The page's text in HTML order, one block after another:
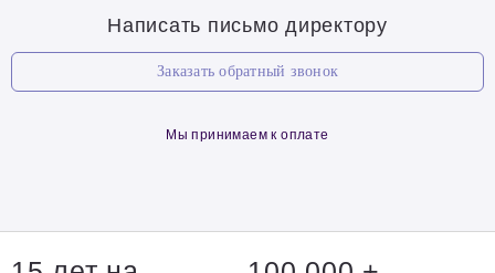
Написать письмо директору
Заказать обратный звонок
Мы принимаем к оплате